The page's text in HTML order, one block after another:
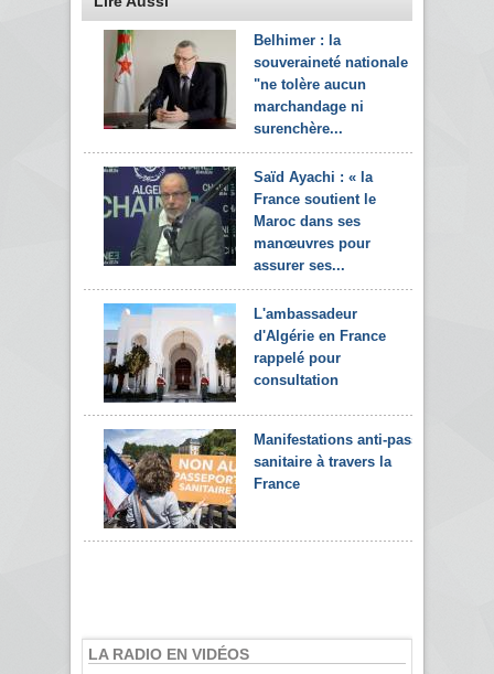
Belhimer : la
souveraineté nationale
"ne tolère aucun
marchandage ni
surenchère...
Saïd Ayachi : « la
France soutient le
Maroc dans ses
manœuvres pour
assurer ses...
L'ambassadeur
d'Algérie en France
rappelé pour
consultation
Manifestations anti-pass
sanitaire à travers la
France
LA RADIO EN VIDÉOS